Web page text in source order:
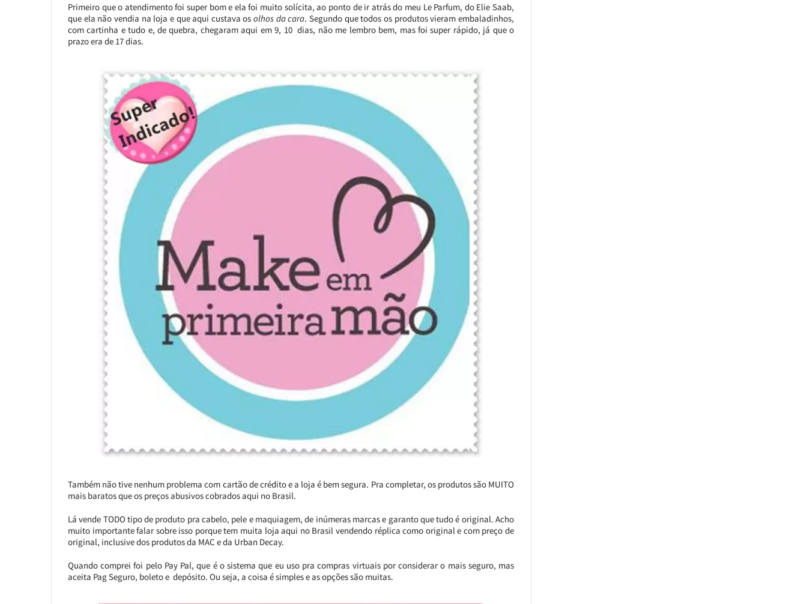
Primeiro que o atendimento foi super bom e ela foi muito solícita, ao ponto de ir atrás do meu Le Parfum, do Elie Saab,
que ela não vendia na loja e que aqui custava osolhos da cara. Segundo que todos os produtos vieram embaladinhos,
com cartinha e tudo e, de quebra, chegaram aqui em 9, 10 dias, não me lembro bem, mas foi super rápido, já que o
prazo era de 17 dias.
Também não tive nenhum problema com cartão de crédito e a loja é bem segura. Pra completar, os produtos são MUITO
mais baratos que os preços abusivos cobrados aqui no Brasil.
Lá vende TODO tipo de produto pra cabelo, pele e maquiagem, de inúmeras marcas e garanto que tudo é original. Acho
muito importante falar sobre isso porque tem muita loja aqui no Brasil vendendo réplica como original e com preço de
original, inclusive dos produtos da MAC e da Urban Decay.
Quando comprei foi pelo Pay Pal, que é o sistema que eu uso pra compras virtuais por considerar o mais seguro, mas
aceita Pag Seguro, boleto e depósito. Ou seja, a coisa é simples e as opções são muitas.